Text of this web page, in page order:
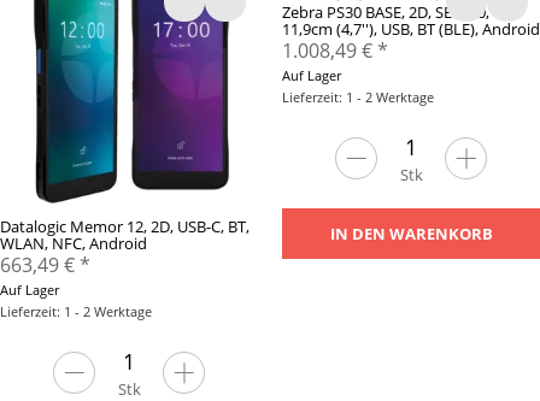
Datalogic Memor 12, 2D, USB-C, BT,
WLAN, NFC, Android
663,49 €*
Auf Lager
Lieferzeit: 1 - 2 Werktage
Stk
Zebra PS30 BASE, 2D, SE4710,
11,9cm (4,7''), USB, BT (BLE), Android
1.008,49 €*
Auf Lager
Lieferzeit: 1 - 2 Werktage
Stk
IN DEN WARENKORB